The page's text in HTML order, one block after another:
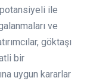
potansiyeli ile
ve
göktaşı
bir
uygun kararlar